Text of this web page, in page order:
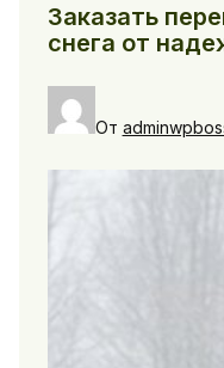
Заказать
снега от
От